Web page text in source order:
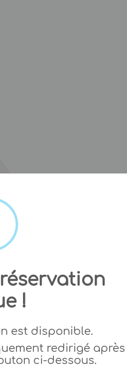
!
est disponible.
redirigé après
ci-dessous.